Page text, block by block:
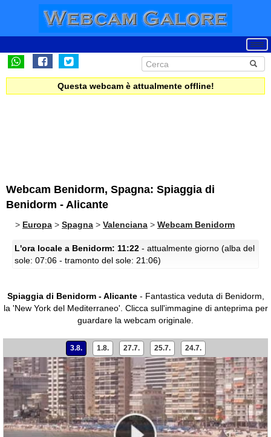
Questa webcam è attualmente offline!
Webcam Benidorm, Spagna: Spiaggia di
Benidorm - Alicante
> Europa > Spagna > Valenciana > Webcam Benidorm
L'ora locale a Benidorm: 11:22 - attualmente giorno (alba del
sole: 07:06 - tramonto del sole: 21:06)
Spiaggia di Benidorm - Alicante- Fantastica veduta di Benidorm,
la 'New York del Mediterraneo'. Clicca sull'immagine di anteprima per
guardare la webcam originale.
3.8. 1.8. 27.7. 25.7. 24.7.